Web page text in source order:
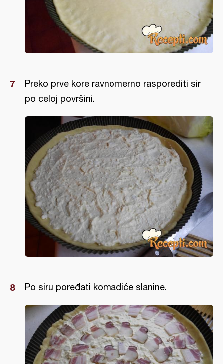
Preko prve kore ravnomerno rasporediti sir
po celoj površini.
Po siru poređati komadiće slanine.